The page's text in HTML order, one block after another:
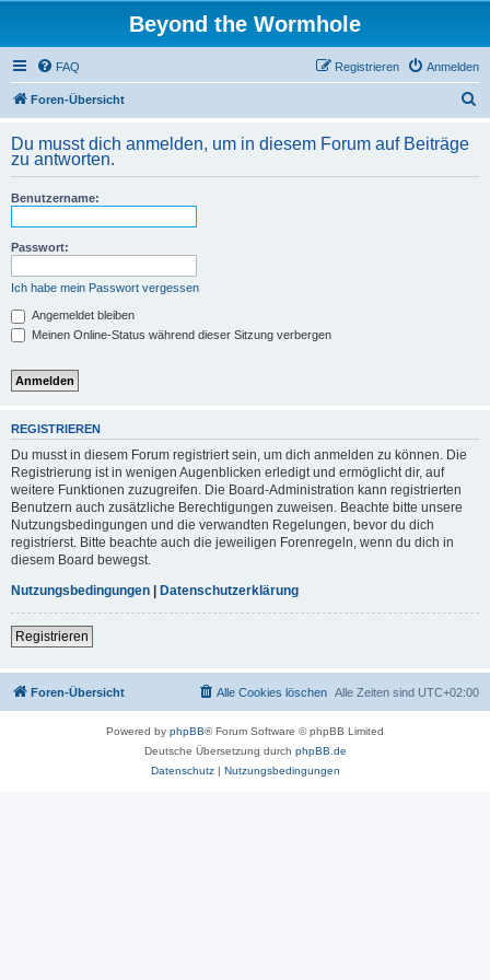
Beyond the Wormhole
FAQ Anmelden
Registrieren
Foren-Übersicht
h
Du musst dich anmelden, um in diesem Forum auf Beiträge
zu antworten.
Benutzername:
Passwort:
Ich habe mein Passwort vergessen
Angemeldet bleiben
Meinen Online-Status während dieser Sitzung verbergen
REGISTRIEREN
Du musst in diesem Forum registriert sein, um dich anmelden zu können. Die
Registrierung ist in wenigen Augenblicken erledigt und ermöglicht dir, auf
weitere Funktionen zuzugreifen. Die Board-Administration kann registrierten
Benutzern auch zusätzliche Berechtigungen zuweisen. Beachte bitte unsere
Nutzungsbedingungen und die verwandten Regelungen, bevor du dich
registrierst. Bitte beachte auch die jeweiligen Forenregeln, wenn du dich in
diesem Board bewegst.
Nutzungsbedingungen | Datenschutzerklärung
Registrieren
Foren-Übersicht Alle Zeiten sind UTC+02:00
Alle Cookies löschen
Powered by phpBB® Forum Software © phpBB Limited
Deutsche Übersetzung durch phpBB.de
Datenschutz| Nutzungsbedingungen